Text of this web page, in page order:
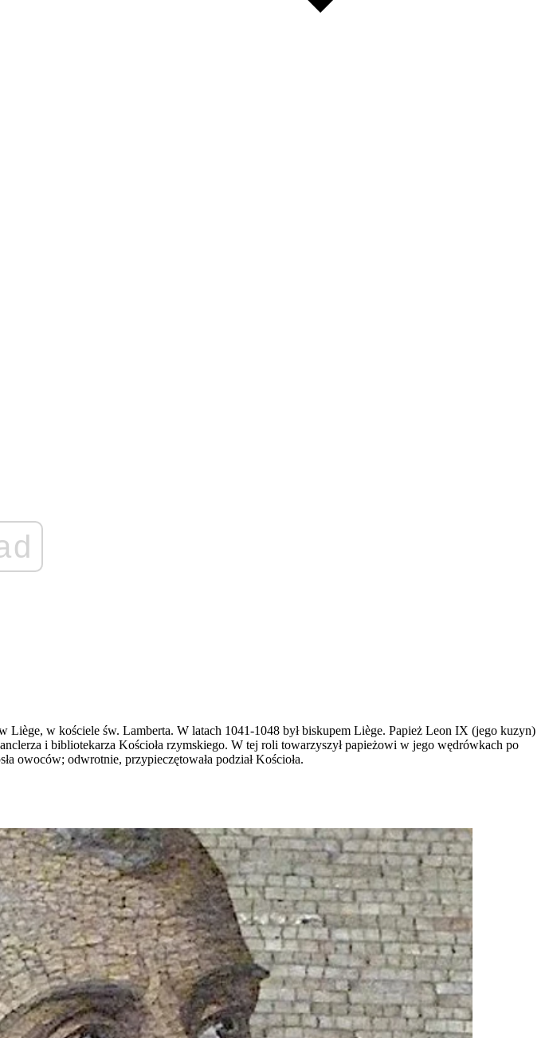
Liège, w kościele św. Lamberta. W latach 1041-1048 był biskupem Liège. Papież Leon IX (jego kuzyn)
i bibliotekarza Kościoła rzymskiego. W tej roli towarzyszył papieżowi w jego wędrówkach po
owoców; odwrotnie, przypieczętowała podział Kościoła.